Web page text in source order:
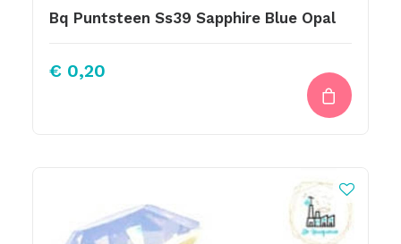
Bq Puntsteen Ss39 Sapphire Blue Opal
€ 0,20